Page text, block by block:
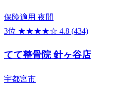
保険適用 夜間
3位 ★★★★☆ 4.8 (434)
てて整骨院 針ヶ谷店
宇都宮市